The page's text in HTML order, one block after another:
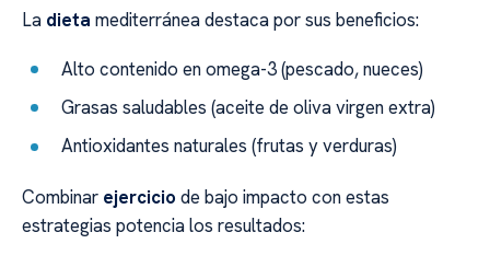
La dieta mediterránea destaca por sus beneficios:
Alto contenido en omega-3 (pescado, nueces)
Grasas saludables (aceite de oliva virgen extra)
Antioxidantes naturales (frutas y verduras)
Combinar ejercicio de bajo impacto con estas
estrategias potencia los resultados: